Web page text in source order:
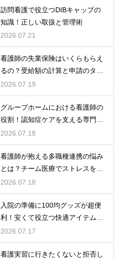
訪問看護で役立つDIBキャップの
知識！正しい取扱と管理術
2026.07.21
看護師の失業保険はいくらもらえ
るの？受給額の計算と申請のタイ
ミング
2026.07.19
グループホームにおける看護師の
役割！認知症ケアを支える専門的
な力
2026.07.18
看護師が抱える多職種連携の悩み
とは？チーム医療でストレスを減
らす方法
2026.07.18
入院の準備に100均グッズが超便
利！安くて役立つ快適アイテムを
紹介
2026.07.17
看護実習に行きたくないと拒否し